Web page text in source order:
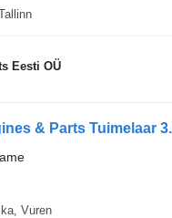
Eesti OÜ
& Parts Tuimelaar
Vuren